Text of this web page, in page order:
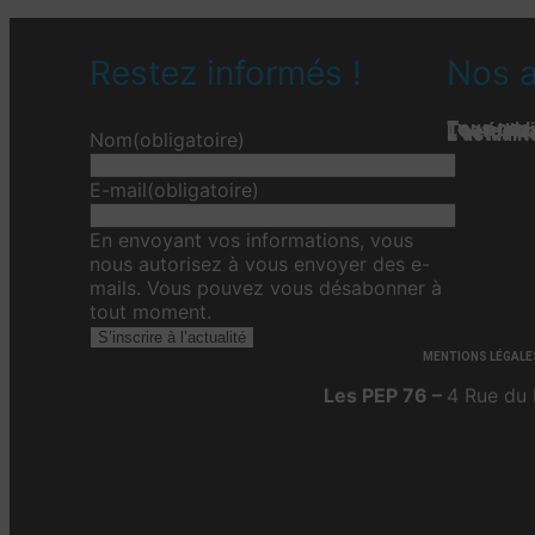
Restez informés !
Nom(obligatoire)
E-mail(obligatoire)
En envoyant vos informations, vous
nous autorisez à vous envoyer des e-
mails. Vous pouvez vous désabonner à
tout moment.
S’inscrire à l’actualité
Nos
Tous
Les
Toute
MENTIONS
Les PEP 76 – 4 Rue du